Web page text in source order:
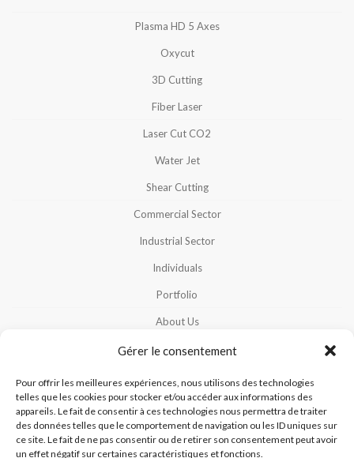
Gérer le consentement
Pour offrir les meilleures expériences, nous utilisons des technologies
telles que les cookies pour stocker et/ou accéder aux informations des
appareils. Le fait de consentir à ces technologies nous permettra de traiter
des données telles que le comportement de navigation ou les ID uniques sur
ce site. Le fait de ne pas consentir ou de retirer son consentement peut avoir
un effet négatif sur certaines caractéristiques et fonctions.
Plasma HD 5 Axes
Oxycut
3D Cutting
Fiber Laser
Laser Cut CO2
Water Jet
Shear Cutting
Commercial Sector
Industrial Sector
Individuals
Portfolio
About Us
Careers
Our Team
Cookies Policy